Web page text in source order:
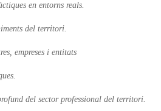
en entorns reals.
del territori.
empreses i entitats
del sector professional del territori.